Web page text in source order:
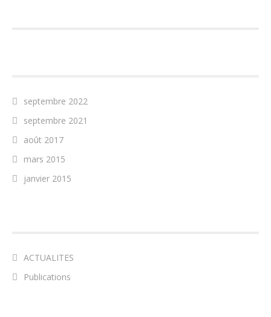
septembre 2022
septembre 2021
août 2017
mars 2015
janvier 2015
ACTUALITES
Publications